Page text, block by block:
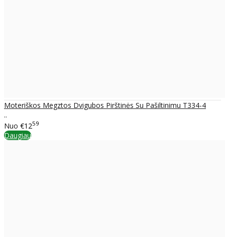
Moteriškos Megztos Dvigubos Pirštinės Su Pašiltinimu T334-4
..
Nuo €1259
Daugiau